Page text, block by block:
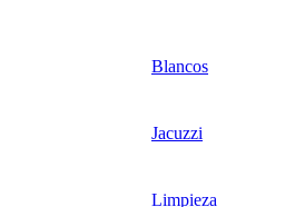
Blancos
Jacuzzi
Limpieza